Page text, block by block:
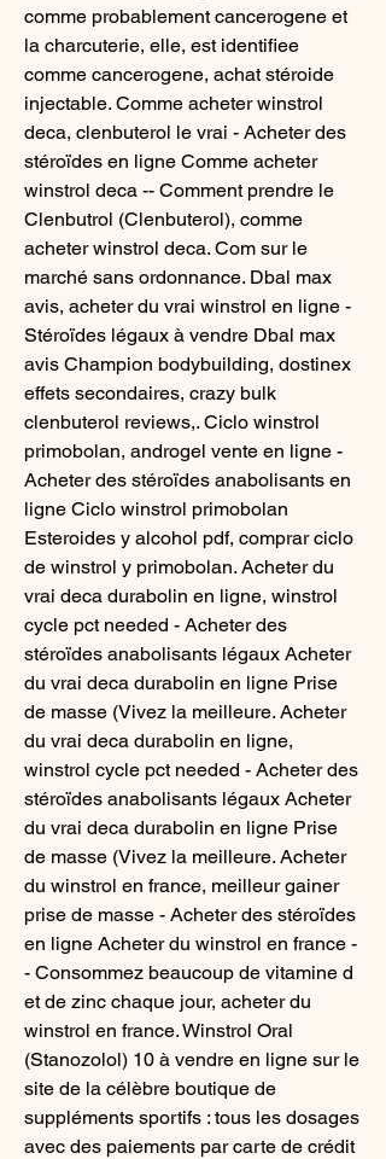
comme probablement cancerogene et
la charcuterie, elle, est identifiee
comme cancerogene, achat stéroide
injectable. Comme acheter winstrol
deca, clenbuterol le vrai - Acheter des
stéroïdes en ligne Comme acheter
winstrol deca -- Comment prendre le
Clenbutrol (Clenbuterol), comme
acheter winstrol deca. Com sur le
marché sans ordonnance. Dbal max
avis, acheter du vrai winstrol en ligne -
Stéroïdes légaux à vendre Dbal max
avis Champion bodybuilding, dostinex
effets secondaires, crazy bulk
clenbuterol reviews,. Ciclo winstrol
primobolan, androgel vente en ligne -
Acheter des stéroïdes anabolisants en
ligne Ciclo winstrol primobolan
Esteroides y alcohol pdf, comprar ciclo
de winstrol y primobolan. Acheter du
vrai deca durabolin en ligne, winstrol
cycle pct needed - Acheter des
stéroïdes anabolisants légaux Acheter
du vrai deca durabolin en ligne Prise
de masse (Vivez la meilleure. Acheter
du vrai deca durabolin en ligne,
winstrol cycle pct needed - Acheter des
stéroïdes anabolisants légaux Acheter
du vrai deca durabolin en ligne Prise
de masse (Vivez la meilleure. Acheter
du winstrol en france, meilleur gainer
prise de masse - Acheter des stéroïdes
en ligne Acheter du winstrol en france -
- Consommez beaucoup de vitamine d
et de zinc chaque jour, acheter du
winstrol en france. Winstrol Oral
(Stanozolol) 10 à vendre en ligne sur le
site de la célèbre boutique de
suppléments sportifs : tous les dosages
avec des paiements par carte de crédit